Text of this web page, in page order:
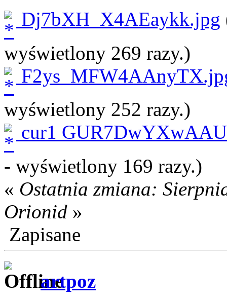
Dj7bXH_X4AEaykk.jpg
wyświetlony 269 razy.)
wyświetlony 252 razy.)
cur1
- wyświetlony 169 razy.)
« Ostatnia zmiana:
Orionid »
Zapisane
artpoz